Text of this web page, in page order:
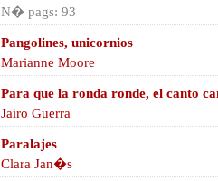
N� pags: 93
Pangolines, unicornios
Marianne Moore
Para que la ronda ronde, el canto
Jairo Guerra
Paralajes
Clara Jan�s